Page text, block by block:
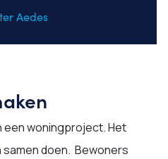
Aedes
een woningproject. Het
samen doen. Bewoners